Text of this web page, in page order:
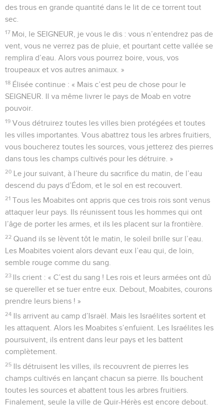
des trous en grande quantité dans le lit de ce torrent tout
sec.
17 Moi, le SEIGNEUR, je vous le dis : vous n’entendrez pas de
vent, vous ne verrez pas de pluie, et pourtant cette vallée se
remplira d’eau. Alors vous pourrez boire, vous, vos
troupeaux et vos autres animaux. »
18 Élisée continue : « Mais c’est peu de chose pour le
SEIGNEUR. Il va même livrer le pays de Moab en votre
pouvoir.
19 Vous détruirez toutes les villes bien protégées et toutes
les villes importantes. Vous abattrez tous les arbres fruitiers,
vous boucherez toutes les sources, vous jetterez des pierres
dans tous les champs cultivés pour les détruire. »
20 Le jour suivant, à l’heure du sacrifice du matin, de l’eau
descend du pays d’Édom, et le sol en est recouvert.
21 Tous les Moabites ont appris que ces trois rois sont venus
attaquer leur pays. Ils réunissent tous les hommes qui ont
l’âge de porter les armes, et ils les placent sur la frontière.
22 Quand ils se lèvent tôt le matin, le soleil brille sur l’eau.
Les Moabites voient alors devant eux l’eau qui, de loin,
semble rouge comme du sang.
23 Ils crient : « C’est du sang ! Les rois et leurs armées ont dû
se quereller et se tuer entre eux. Debout, Moabites, courons
prendre leurs biens ! »
24 Ils arrivent au camp d’Israël. Mais les Israélites sortent et
les attaquent. Alors les Moabites s’enfuient. Les Israélites les
poursuivent, ils entrent dans leur pays et les battent
complètement.
25 Ils détruisent les villes, ils recouvrent de pierres les
champs cultivés en lançant chacun sa pierre. Ils bouchent
toutes les sources et abattent tous les arbres fruitiers.
Finalement, seule la ville de Quir-Hérès est encore debout.